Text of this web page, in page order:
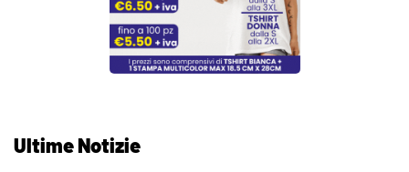
Ultime Notizie